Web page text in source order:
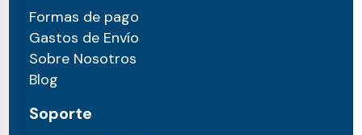
Formas de pago
Gastos de Envío
Sobre Nosotros
Blog
Soporte